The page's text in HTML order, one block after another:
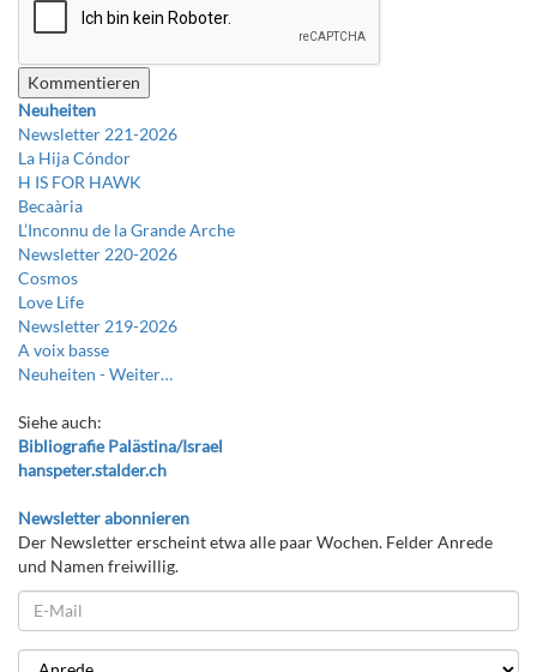
Neuheiten
Newsletter 221-2026
La Hija Cóndor
H IS FOR HAWK
Becaària
L’Inconnu de la Grande Arche
Newsletter 220-2026
Cosmos
Love Life
Newsletter 219-2026
A voix basse
Neuheiten -Weiter…
Siehe auch:
Bibliografie Palästina/Israel
hanspeter.stalder.ch
Newsletter abonnieren
Der Newsletter erscheint etwa alle paar Wochen. Felder Anrede
und Namen freiwillig.